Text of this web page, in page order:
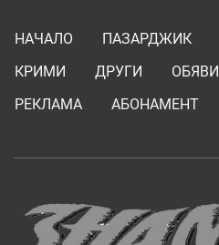
НАЧАЛО ПАЗАРДЖИК
КРИМИ
ДРУГИ ОБЯВИ
РЕКЛАМА
АБОНАМЕНТ